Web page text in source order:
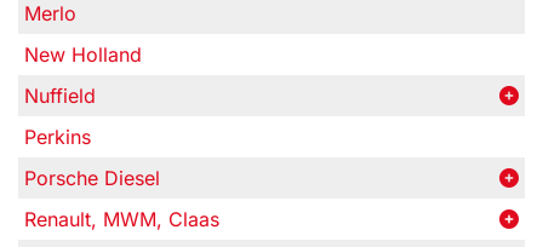
Merlo
New Holland
Nuffield
Perkins
Porsche Diesel
Renault, MWM, Claas